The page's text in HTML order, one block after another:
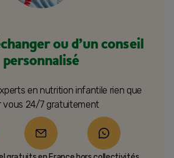
ou d’un conseil
personnalisé
en nutrition infantile rien que
vous 24/7 gratuitement